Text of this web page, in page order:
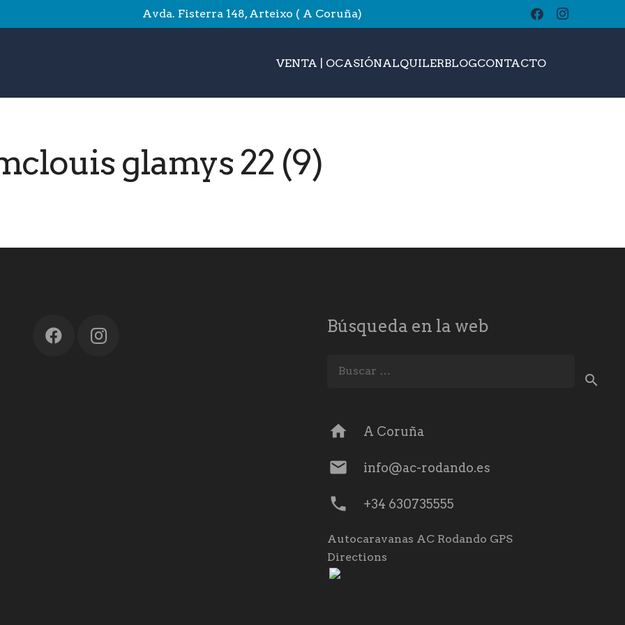
Avda. Fisterra 148, Arteixo ( A Coruña)
VENTA | OCASIÓNALQUILERBLOGCONTACTObuscar
glamys 22 (9)
Búsqueda en la web
home A Coruña
mail info@ac-rodando.es
phone +34 630735555
Autocaravanas AC Rodando GPS
Directions